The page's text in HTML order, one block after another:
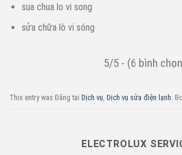
sua chua lo vi song
sửa chữa lò vi sóng
5/5 - (6 bình
This entry was Đăng tại Dịch vụ Dịch vụ sửa điện lạnh .
ELECTROLUX